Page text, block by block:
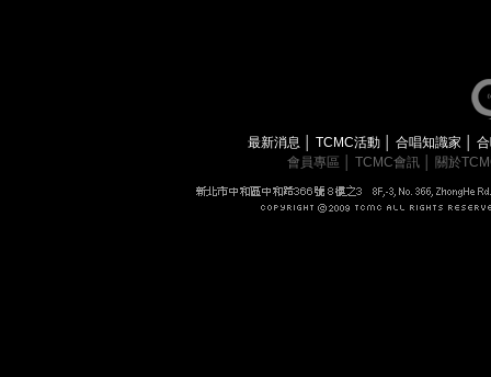
最新消息 TCMC活動 合唱知識家
會員專區
TCMC會訊 關於